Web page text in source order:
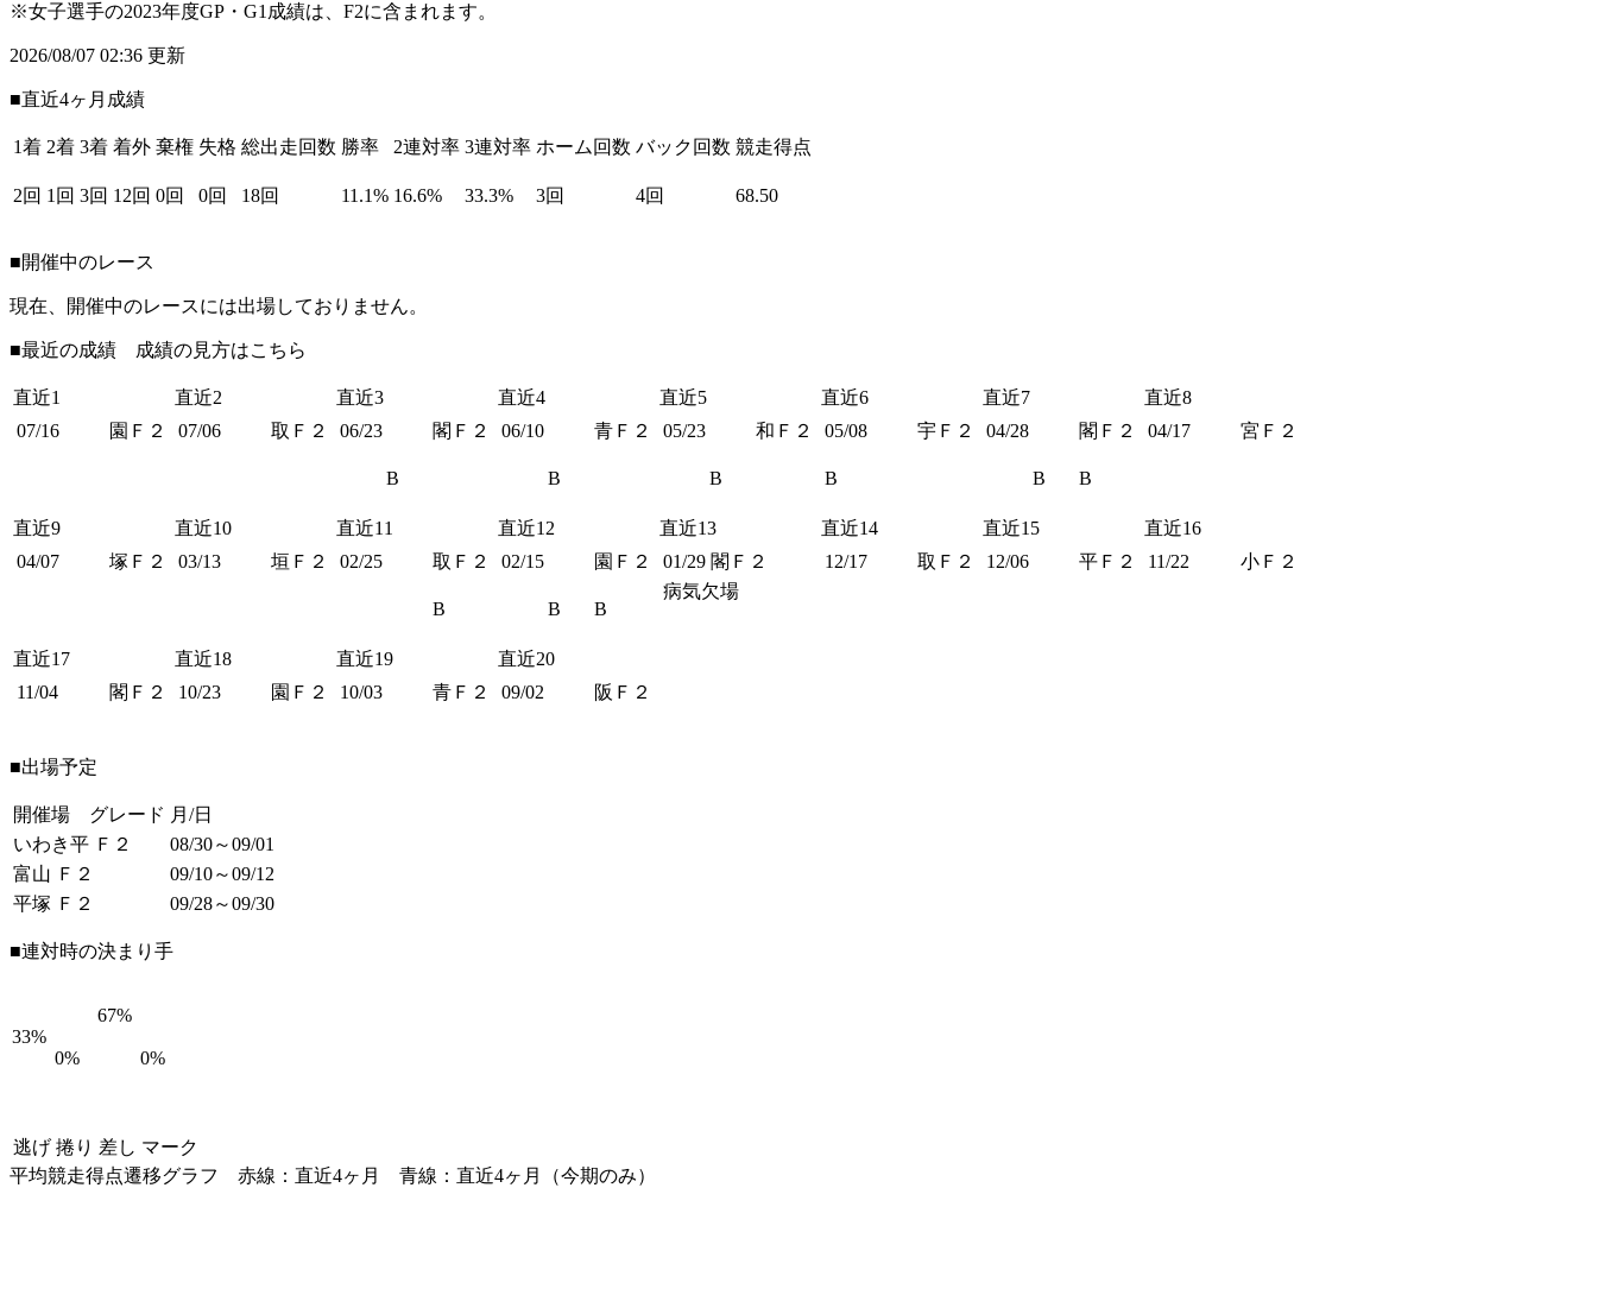
※女子選手の2023年度GP・G1成績は、F2に含まれます。
2026/08/07 02:36 更新
■直近4ヶ月成績
1着 2着 3着 着外 棄権 失格 総出走回数 勝率 2連対率 3連対率 ホーム回数 バック回数 競走得点
2回 1回 3回 12回 0回 0回 18回 11.1% 16.6% 33.3% 3回 4回 68.50
■開催中のレース
現在、開催中のレースには出場しておりません。
■最近の成績 成績の見方はこちら
直近1 直近2 直近3 直近4 直近5 直近6 直近7
直近8
07/16
園Ｆ２ 07/06 取Ｆ２ 06/23 閣Ｆ２
B
06/10 青Ｆ２
B
05/23 和Ｆ２
B
05/08 宇Ｆ２
B
04/28 閣Ｆ２
B B
04/17 宮Ｆ２
直近9 直近10 直近11 直近12 直近13 直近14 直近15
直近16
04/07
塚Ｆ２ 03/13 垣Ｆ２ 02/25 取Ｆ２
B
02/15 園Ｆ２
B B
01/29 閣Ｆ２
病気欠場
12/17 取Ｆ２ 12/06 平Ｆ２ 11/22 小Ｆ２
直近17 直近18 直近19
直近20
11/04
閣Ｆ２ 10/23 園Ｆ２ 10/03 青Ｆ２ 09/02 阪Ｆ２
■出場予定
開催場 グレード 月/日
いわき平 Ｆ２
08/30～09/01
富山 Ｆ２
09/10～09/12
平塚 Ｆ２
09/28～09/30
■連対時の決まり手
33%
0%
67%
0%
逃げ 捲り 差し マーク
平均競走得点遷移グラフ 赤線：直近4ヶ月 青線：直近4ヶ月（今期のみ）